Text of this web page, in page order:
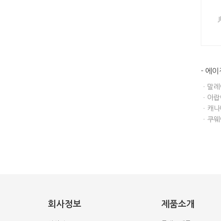
- 에이
ㆍ말
ㆍ아
ㆍ캐
ㆍ쿠
회사정보 제품소개